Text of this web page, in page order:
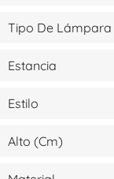
Tipo De Lámpara
Estancia
Estilo
Alto (cm)